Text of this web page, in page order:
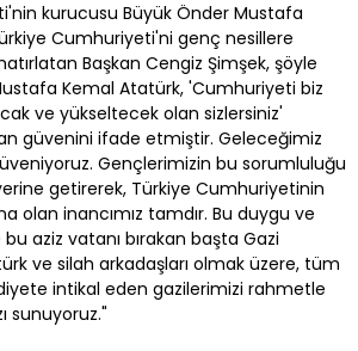
kurucusu Büyük Önder Mustafa
Cumhuriyeti'ni genç nesillere
Başkan Cengiz Şimşek, şöyle
Kemal Atatürk, 'Cumhuriyeti biz
ve yükseltecek olan sizlersiniz'
güvenini ifade etmiştir. Geleceğimiz
Gençlerimizin bu sorumluluğu
getirerek, Türkiye Cumhuriyetinin
olan inancımız tamdır. Bu duygu ve
aziz vatanı bırakan başta Gazi
ve silah arkadaşları olmak üzere, tüm
intikal eden gazilerimizi rahmetle
sunuyoruz."